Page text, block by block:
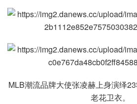
MLB潮流品牌大使张凌赫上身演绎
老花卫衣。